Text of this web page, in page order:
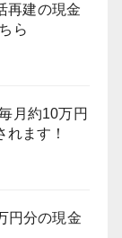
再建の現金
ら
月約10万円
れます！
円分の現金